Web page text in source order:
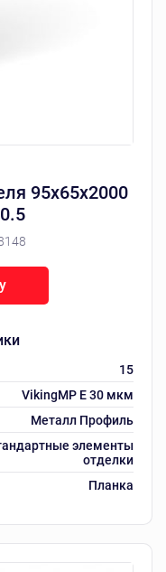
95х65х2000
15
VikingMP E 30 мкм
Металл Профиль
элементы
отделки
Планка